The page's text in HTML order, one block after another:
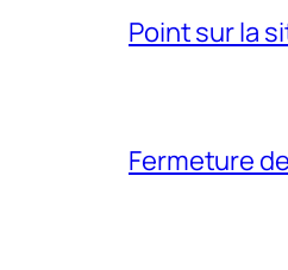
Point sur la
Fermeture